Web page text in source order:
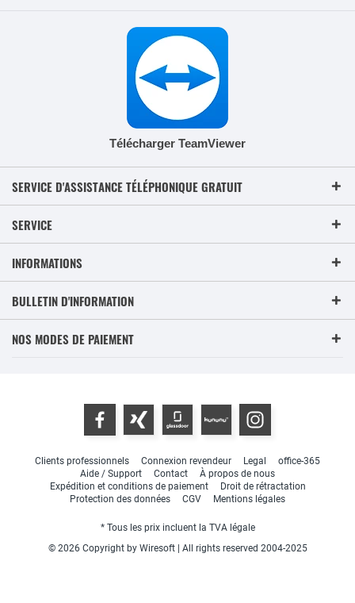
Télécharger TeamViewer
SERVICE D'ASSISTANCE TÉLÉPHONIQUE GRATUIT
SERVICE
INFORMATIONS
BULLETIN D'INFORMATION
NOS MODES DE PAIEMENT
Clients professionnels Connexion revendeur Legal
office-365
Aide / Support
Contact
À propos de nous
Expédition et conditions de paiement
Droit de rétractation
Protection des données
CGV Mentions légales
* Tous les prix incluent la TVA légale
© 2026 Copyright by Wiresoft | All rights reserved 2004-2025